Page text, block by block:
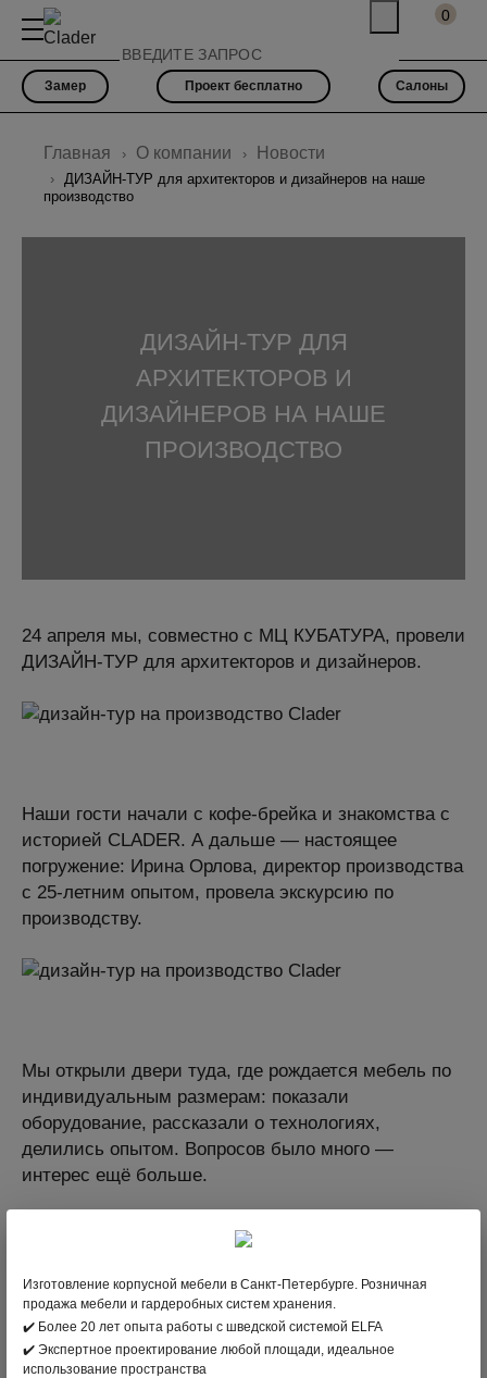
0
Замер Проект бесплатно Салоны
Главная О компании Новости
ДИЗАЙН-ТУР для архитекторов и дизайнеров на наше
производство
ДИЗАЙН-ТУР ДЛЯ
АРХИТЕКТОРОВ И
ДИЗАЙНЕРОВ НА НАШЕ
ПРОИЗВОДСТВО
24 апреля мы, совместно с МЦ КУБАТУРА, провели
ДИЗАЙН-ТУР для архитекторов и дизайнеров.
Наши гости начали с кофе-брейка и знакомства с
историей CLADER. А дальше — настоящее
погружение: Ирина Орлова, директор производства
с 25-летним опытом, провела экскурсию по
производству.
Мы открыли двери туда, где рождается мебель по
индивидуальным размерам: показали
оборудование, рассказали о технологиях,
делились опытом. Вопросов было много —
интерес ещё больше.
Финал тура — в нашем салоне в
участники смогли «потрогать» дизайн —
посмотреть образцы гардеробных, фасадов,
дверей и оценить функциональные решения.
Изготовление корпусной мебели в Санкт-Петербурге. Розничная
продажа мебели и гардеробных систем хранения.
✔️ Более 20 лет опыта работы с шведской системой ELFA
✔️ Экспертное проектирование любой площади, идеальное
использование пространства